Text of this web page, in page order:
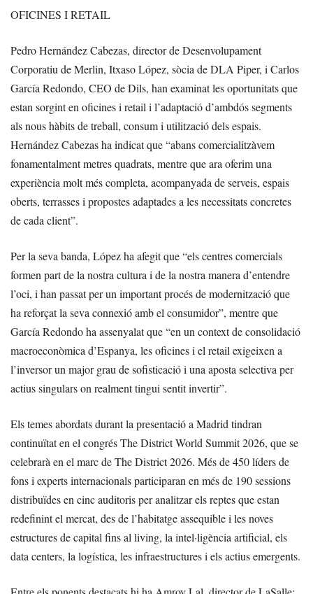
OFICINES I RETAIL
Pedro Hernández Cabezas, director de Desenvolupament
Corporatiu de Merlin, Itxaso López, sòcia de DLA Piper, i Carlos
García Redondo, CEO de Dils, han examinat les oportunitats que
estan sorgint en oficines i retail i l’adaptació d’ambdós segments
als nous hàbits de treball, consum i utilització dels espais.
Hernández Cabezas ha indicat que “abans comercialitzàvem
fonamentalment metres quadrats, mentre que ara oferim una
experiència molt més completa, acompanyada de serveis, espais
oberts, terrasses i propostes adaptades a les necessitats concretes
de cada client”.
Per la seva banda, López ha afegit que “els centres comercials
formen part de la nostra cultura i de la nostra manera d’entendre
l’oci, i han passat per un important procés de modernització que
ha reforçat la seva connexió amb el consumidor”, mentre que
García Redondo ha assenyalat que “en un context de consolidació
macroeconòmica d’Espanya, les oficines i el retail exigeixen a
l’inversor un major grau de sofisticació i una aposta selectiva per
actius singulars on realment tingui sentit invertir”.
Els temes abordats durant la presentació a Madrid tindran
continuïtat en el congrés The District World Summit 2026, que se
celebrarà en el marc de The District 2026. Més de 450 líders de
fons i experts internacionals participaran en més de 190 sessions
distribuïdes en cinc auditoris per analitzar els reptes que estan
redefinint el mercat, des de l’habitatge assequible i les noves
estructures de capital fins al living, la intel·ligència artificial, els
data centers, la logística, les infraestructures i els actius emergents.